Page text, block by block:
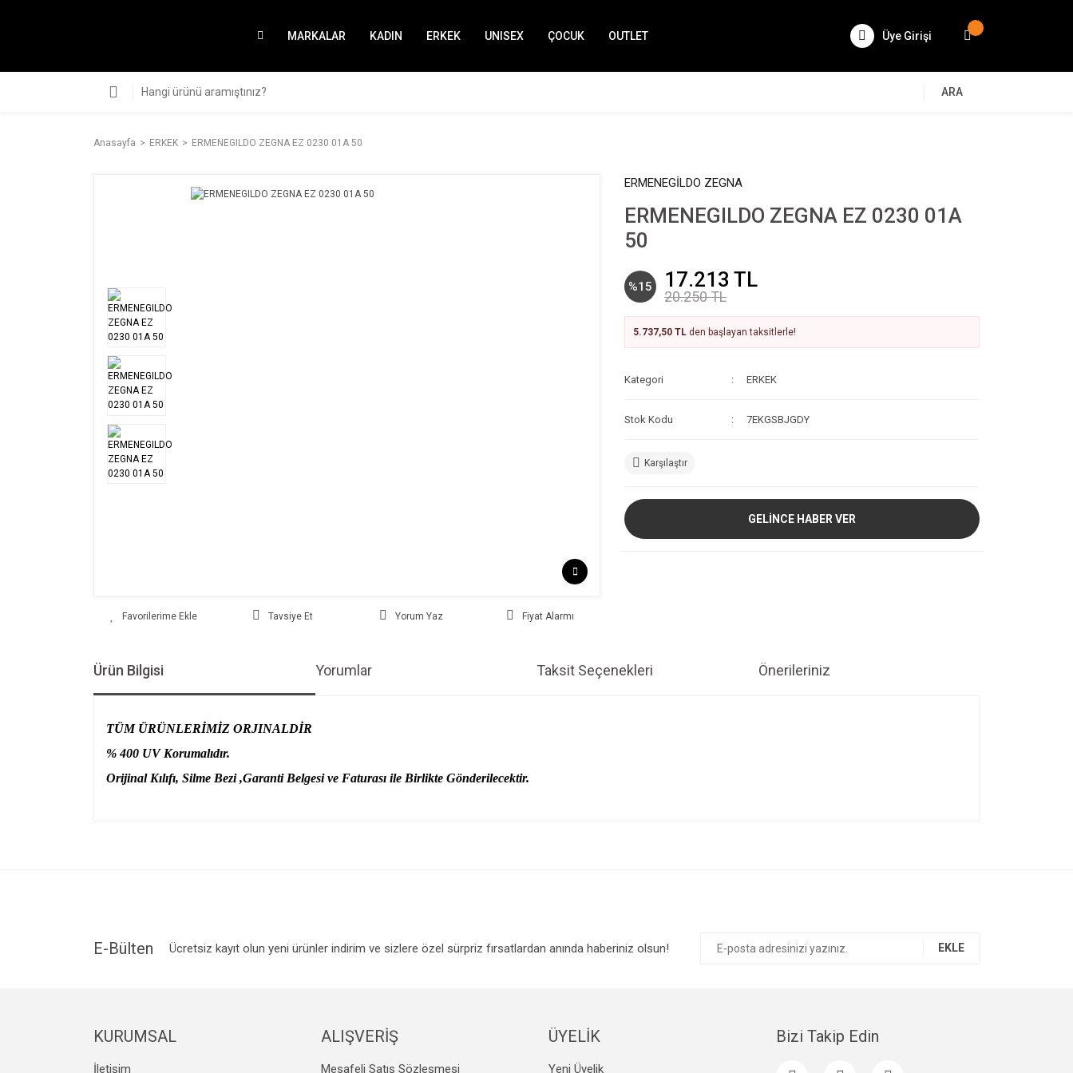
MARKALAR KADIN ERKEK UNISEX ÇOCUK OUTLET Üye Girişi
ARA
Anasayfa ERKEK ERMENEGILDO ZEGNA EZ 0230 01A 50
Tavsiye Et Yorum Yaz Fiyat Alarmı
ERMENEGİLDO ZEGNA
ERMENEGILDO ZEGNA EZ 0230 01A
50
%15 17.213 TL
20.250 TL
5.737,50 TL den başlayan taksitlerle!
Kategori ERKEK
Stok Kodu 7EKGSBJGDY
Karşılaştır
GELİNCE HABER VER
Ürün Bilgisi Yorumlar Taksit Seçenekleri Önerileriniz
TÜM ÜRÜNLERİMİZ ORJINALDİR
% 400 UV Korumalıdır.
Orijinal Kılıfı, Silme Bezi ,Garanti Belgesi ve Faturası ile Birlikte Gönderilecektir.
Bu ürüne benzer farklı alternatifler olmalı.
E-Bülten Ücretsiz kayıt olun yeni ürünler indirim ve sizlere özel sürpriz fırsatlardan anında haberiniz olsun! EKLE
KURUMSAL
İletişim
ALIŞVERİŞ
Mesafeli Satış Sözleşmesi
ÜYELİK
Yeni Üyelik
Bizi Takip Edin